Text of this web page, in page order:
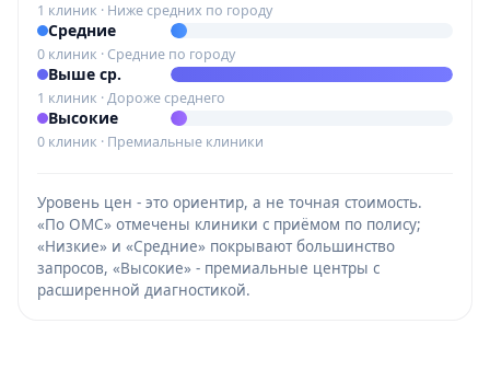
1 клиник · Ниже средних по городу
Средние
0 клиник · Средние по городу
Выше ср.
1 клиник · Дороже среднего
Высокие
0 клиник · Премиальные клиники
Уровень цен - это ориентир, а не точная стоимость.
«По ОМС» отмечены клиники с приёмом по полису;
«Низкие» и «Средние» покрывают большинство
запросов, «Высокие» - премиальные центры с
расширенной диагностикой.